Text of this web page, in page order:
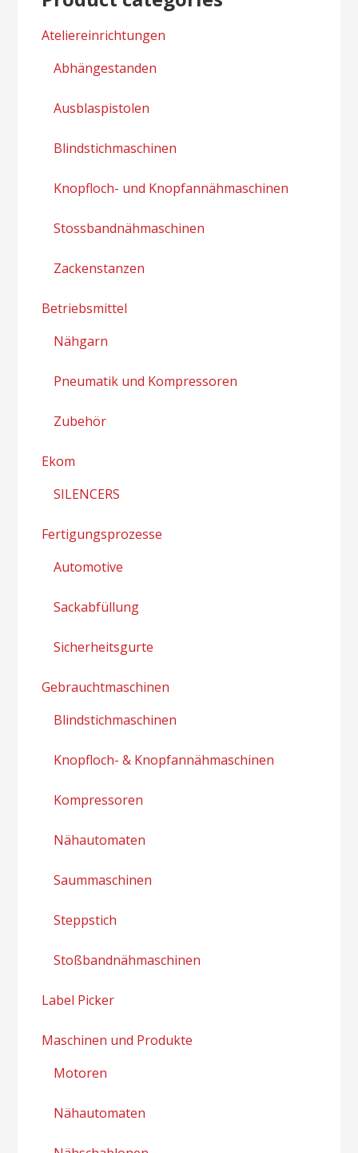
Ateliereinrichtungen
Abhängestanden
Ausblaspistolen
Blindstichmaschinen
Knopfloch- und Knopfannähmaschinen
Stossbandnähmaschinen
Zackenstanzen
Betriebsmittel
Nähgarn
Pneumatik und Kompressoren
Zubehör
Ekom
SILENCERS
Fertigungsprozesse
Automotive
Sackabfüllung
Sicherheitsgurte
Gebrauchtmaschinen
Blindstichmaschinen
Knopfloch- & Knopfannähmaschinen
Kompressoren
Nähautomaten
Saummaschinen
Steppstich
Stoßbandnähmaschinen
Label Picker
Maschinen und Produkte
Motoren
Nähautomaten